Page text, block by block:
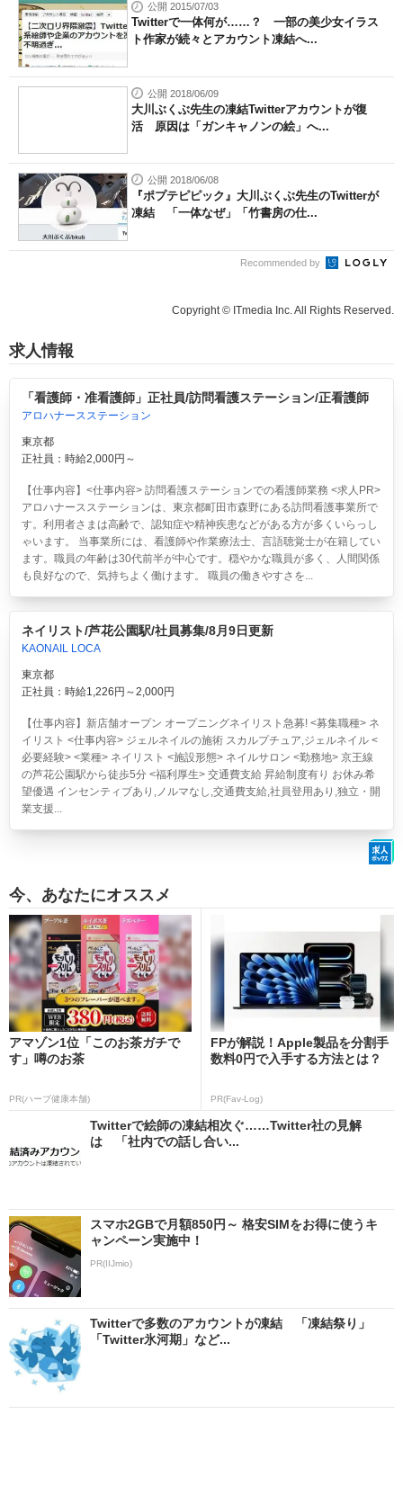
公開 2015/07/03
Twitterで一体何が……？ 一部の美少女イラス
ト作家が続々とアカウント凍結へ...
公開 2018/06/09
大川ぶくぶ先生の凍結Twitterアカウントが復
活 原因は「ガンキャノンの絵」へ...
公開 2018/06/08
『ポプテピピック』大川ぶくぶ先生のTwitterが
凍結 「一体なぜ」「竹書房の仕...
Recommended by
Copyright © ITmedia Inc. All Rights Reserved.
求人情報
「看護師・准看護師」正社員/訪問看護ステーション/正看護師
アロハナースステーション
東京都
正社員：時給2,000円～
【仕事内容】<仕事内容> 訪問看護ステーションでの看護師業務 <求人PR>
アロハナースステーションは、東京都町田市森野にある訪問看護事業所で
す。利用者さまは高齢で、認知症や精神疾患などがある方が多くいらっし
ゃいます。 当事業所には、看護師や作業療法士、言語聴覚士が在籍してい
ます。職員の年齢は30代前半が中心です。穏やかな職員が多く、人間関係
も良好なので、気持ちよく働けます。 職員の働きやすさを...
ネイリスト/芦花公園駅/社員募集/8月9日更新
KAONAIL LOCA
東京都
正社員：時給1,226円～2,000円
【仕事内容】新店舗オープン オープニングネイリスト急募! <募集職種> ネ
イリスト <仕事内容> ジェルネイルの施術 スカルプチュア,ジェルネイル <
必要経験> <業種> ネイリスト <施設形態> ネイルサロン <勤務地> 京王線
の芦花公園駅から徒歩5分 <福利厚生> 交通費支給 昇給制度有り お休み希
望優遇 インセンティブあり,ノルマなし,交通費支給,社員登用あり,独立・開
業支援...
今、あなたにオススメ
アマゾン1位「このお茶ガチで
す」噂のお茶
PR(ハーブ健康本舗)
FPが解説！Apple製品を分割手
数料0円で入手する方法とは？
PR(Fav-Log)
Twitterで絵師の凍結相次ぐ……Twitter社の見解
は 「社内での話し合い...
スマホ2GBで月額850円～ 格安SIMをお得に使うキ
ャンペーン実施中！
PR(IIJmio)
Twitterで多数のアカウントが凍結 「凍結祭り」
「Twitter氷河期」など...